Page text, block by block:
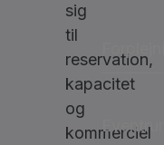
sig
til
reservation,
kapacitet
og
kommerciel
Eventrum